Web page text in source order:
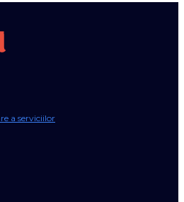
a serviciilor